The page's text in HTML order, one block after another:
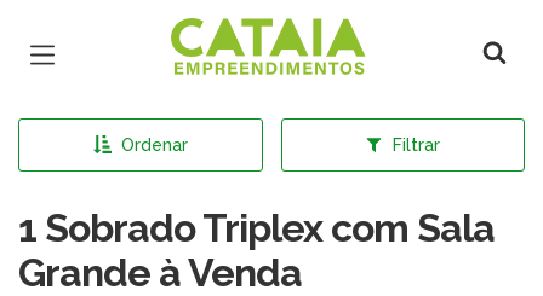
Página inicial
Ordenar Filtrar
1 Sobrado Triplex com Sala
Grande à Venda